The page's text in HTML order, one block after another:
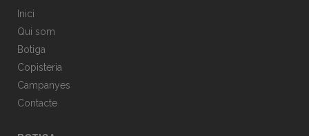
Inici
Qui som
Botiga
Copisteria
Campanyes
Contacte